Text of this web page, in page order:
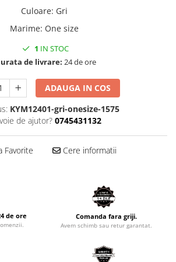
Culoare: Gri
Marime: One size
1 IN STOC
de livrare: 24 de ore
ADAUGA IN COS
KYM12401-gri-onesize-1575
de ajutor? 0745431132
Favorite Cere informatii
de ore Comanda fara griji.
Avem schimb sau retur garantat.